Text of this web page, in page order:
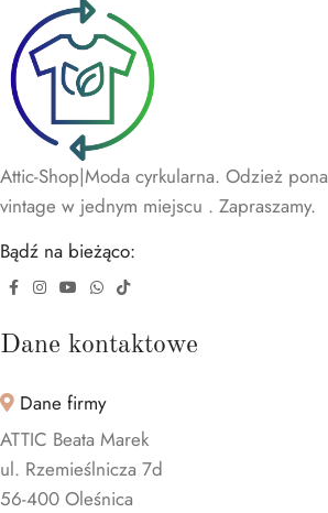
Attic-Shop|Moda cyrkularna. Odzież
vintage w jednym miejscu . Zapraszamy.
Bądź na bieżąco:
Dane kontaktowe
Dane firmy
ATTIC Beata Marek
ul. Rzemieślnicza 7d
56-400 Oleśnica